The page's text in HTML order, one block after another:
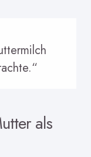
als